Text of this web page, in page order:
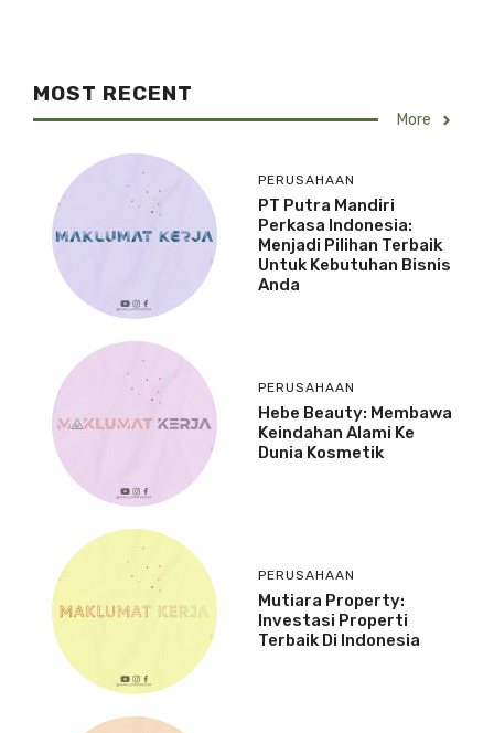
MOST RECENT
More
PERUSAHAAN
PT Putra Mandiri
Perkasa Indonesia:
Menjadi Pilihan Terbaik
Untuk Kebutuhan Bisnis
Anda
PERUSAHAAN
Hebe Beauty: Membawa
Keindahan Alami Ke
Dunia Kosmetik
PERUSAHAAN
Mutiara Property:
Investasi Properti
Terbaik Di Indonesia